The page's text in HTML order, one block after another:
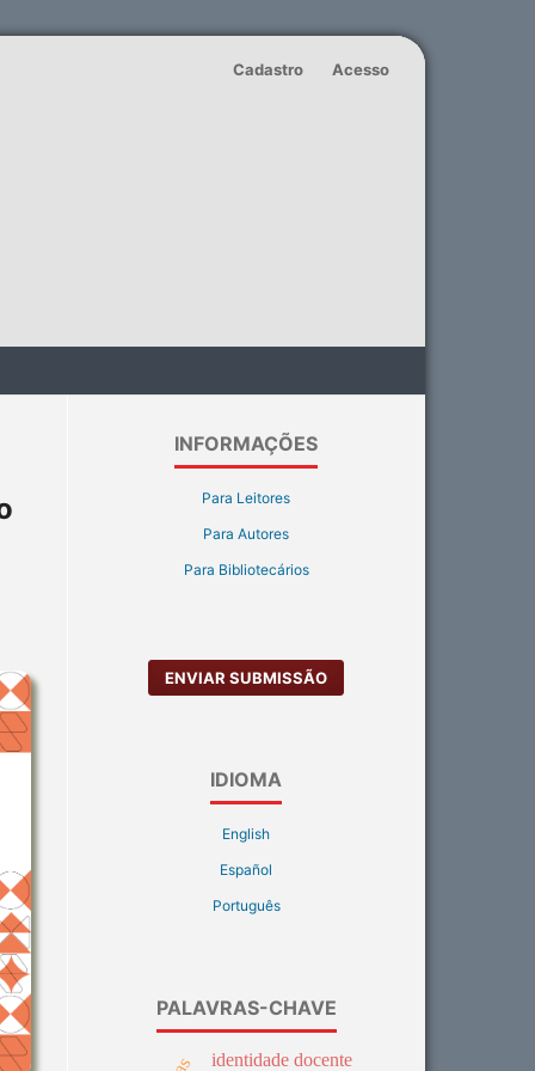
Cadastro Acesso
INFORMAÇÕES
Para Leitores
Para Autores
Para Bibliotecários
ENVIAR SUBMISSÃO
IDIOMA
English
Español
Português
PALAVRAS-CHAVE
identidade docente